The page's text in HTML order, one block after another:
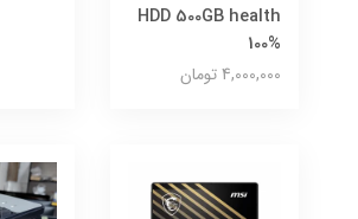
HDD 500GB health
100%
4,000,000 تومان